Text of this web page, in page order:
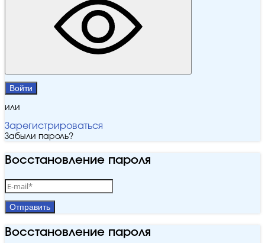
Войти
или
Зарегистрироваться
Забыли пароль?
Восстановление пароля
Отправить
Восстановление пароля